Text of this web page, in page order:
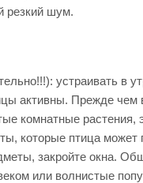
резкий шум.
устраивать в
активны. Прежде чем
комнатные растения,
которые птица может
закройте окна.
или волнистые